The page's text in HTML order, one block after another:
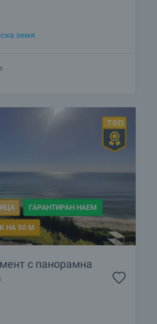
земя
ГАРАНТИРАН НАЕМ
НА 50 М
с панорамна